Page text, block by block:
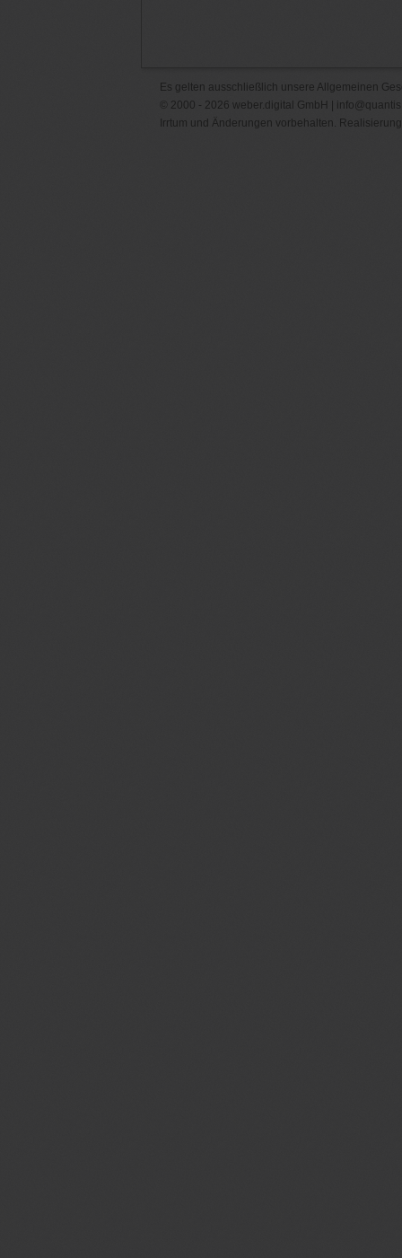
Es gelten ausschließlich unsere Allgemeinen
© 2000 - 2026 weber.digital GmbH |
Irrtum und Änderungen vorbehalten.